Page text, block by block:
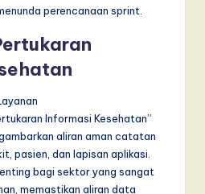
perencanaan sprint.
Informasi Kesehatan”
aliran aman catatan
pasien, dan lapisan aplikasi.
bagi sektor yang sangat
memastikan aliran data